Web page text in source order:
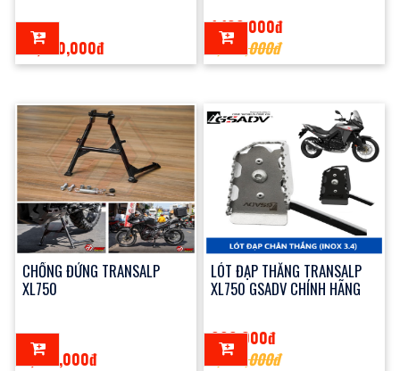
18,500,000đ
1,100,000đ
1,300,000đ
CHỐNG ĐỨNG TRANSALP
XL750
2,350,000đ
LÓT ĐẠP THẮNG TRANSALP
XL750 GSADV CHÍNH HÃNG
990,000đ
1,200,000đ